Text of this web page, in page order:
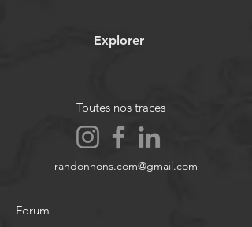
Explorer
Toutes nos traces
randonnons.com@gmail.com
Forum